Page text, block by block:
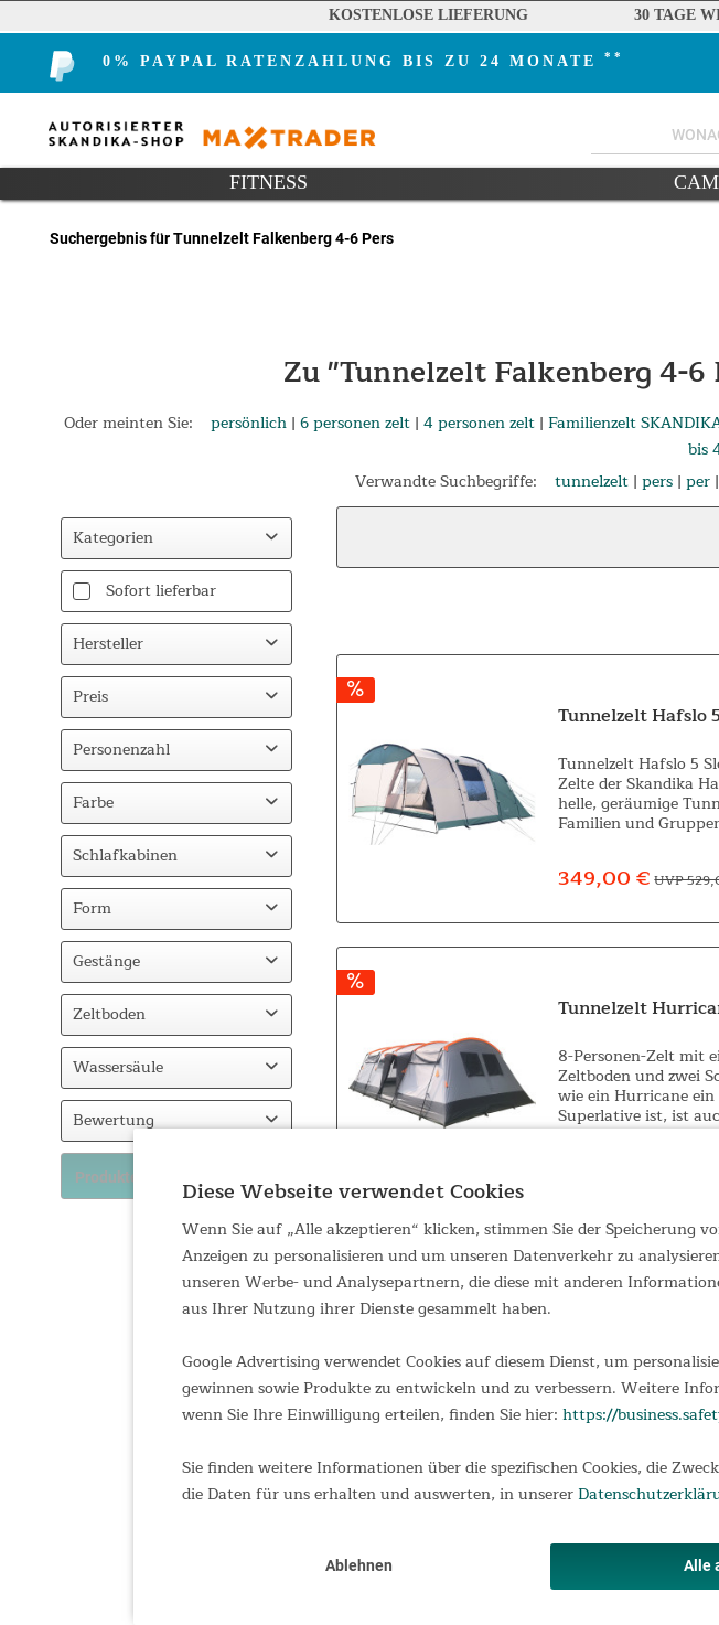
KOSTENLOSE LIEFERUNG 30 TAGE
0% PAYPAL RATENZAHLUNG BIS ZU 24 MONATE **
FITNESS
Suchergebnis für Tunnelzelt Falkenberg 4-6 Pers
Zu "Tunnelzelt Falkenberg 4-6
Oder meinten Sie: persönlich| 6 personen zelt| 4 personen zelt| Familienzelt
bis
Verwandte Suchbegriffe:
tunnelzelt| pers| per|
Kategorien
Camping
Zelte
Sofort lieferbar
Hersteller
Skandika
Preis
von139,00 €bis
Personenzahl
2-3
4
6
8
Farbe
Beige
Grün
Schlafkabinen
1
2
4
Form
Busvorzelt
Tunnel
Gestänge
Fiberglas
Fiberglas / Stahl
Zeltboden
Eingenähter Zeltboden
Einlegeboden
Wassersäule
3000
5000
Bewertung
& mehr
& mehr
& mehr
Produkte anzeigen
Tunnelzelt Hafslo
Tunnelzelt Hafslo 5
Zelte der Skandika
helle, geräumige
Familien und
für...
349,00 € UVP
Tunnelzelt
8-Personen-Zelt mit
Zeltboden und zwei
wie ein Hurricane
Superlative ist, ist
8 Protectein
kompaktes 6-
dem gewissen
Panoramadach über
Wohnbereich in
dieses Zelt zum...
249,00 € UVP
Skandika
Diese Webseite verwendet Cookies
Wenn Sie auf „Alle akzeptieren“ klicken, stimmen Sie der Speicherung
Anzeigen zu personalisieren und um unseren Datenverkehr zu
unseren Werbe- und Analysepartnern, die diese mit anderen
aus Ihrer Nutzung ihrer Dienste gesammelt haben.
Google Advertising verwendet Cookies auf diesem Dienst, um
gewinnen sowie Produkte zu entwickeln und zu verbessern. Weitere
wenn Sie Ihre Einwilligung erteilen, finden Sie hier: https://
Sie finden weitere Informationen über die spezifischen Cookies, die
die Daten für uns erhalten und auswerten, in unserer
Ablehnen Alle